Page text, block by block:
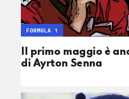
Il primo maggio è
di Ayrton Senna
FORMULA 1